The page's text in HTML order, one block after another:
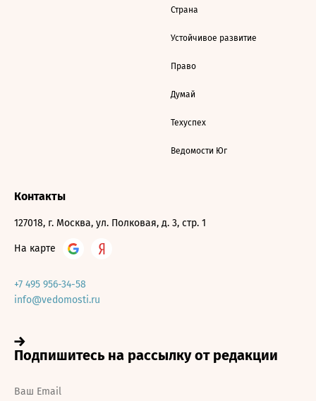
Страна
Устойчивое развитие
Право
Думай
Техуспех
Ведомости Юг
Контакты
127018, г. Москва, ул. Полковая, д. 3, стр. 1
На карте
+7 495 956-34-58
info@vedomosti.ru